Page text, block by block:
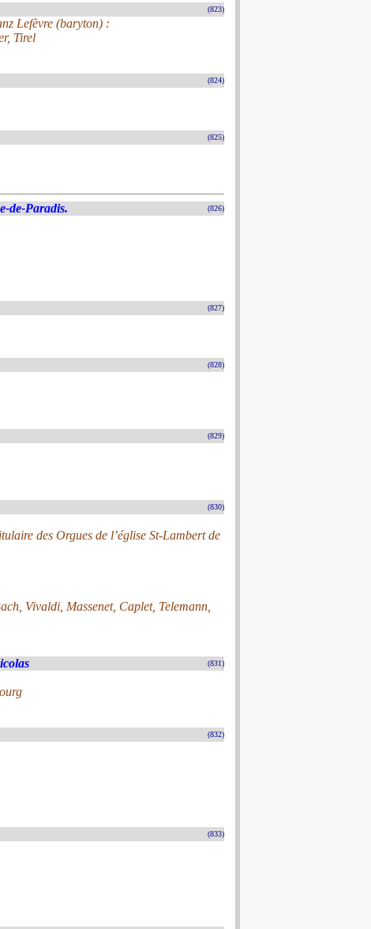
(823)
Lefèvre (baryton) :
Tirel
(824)
(825)
de-Paradis. (826)
(827)
(828)
(829)
(830)
des Orgues de l’église St-Lambert de
Vivaldi, Massenet, Caplet, Telemann,
(831)
(832)
(833)